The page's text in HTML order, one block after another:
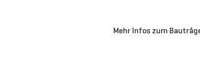
Mehr Infos zum